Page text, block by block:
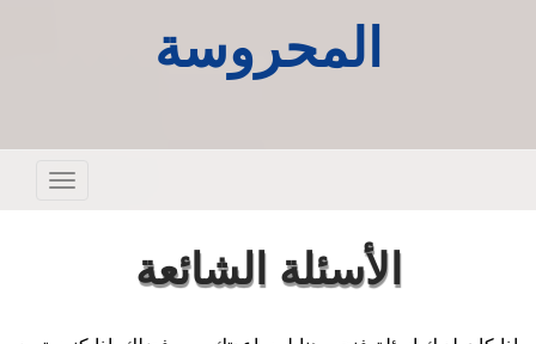
المحروسة
Toggle
الأسئلة الشائعة